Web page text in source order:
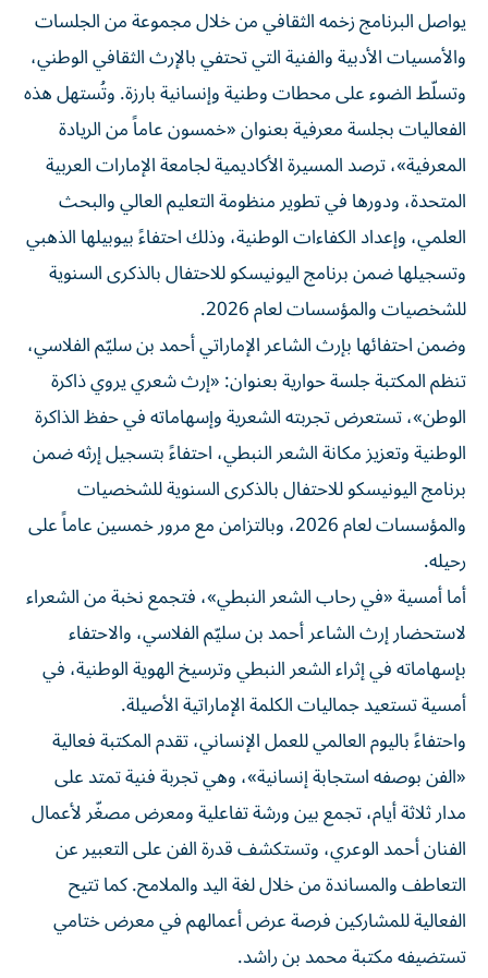
يواصل البرنامج زخمه الثقافي من خلال مجموعة من الجلسات
والأمسيات الأدبية والفنية التي تحتفي بالإرث الثقافي الوطني،
وتسلّط الضوء على محطات وطنية وإنسانية بارزة. وتُستهل هذه
الفعاليات بجلسة معرفية بعنوان «خمسون عاماً من الريادة
المعرفية»، ترصد المسيرة الأكاديمية لجامعة الإمارات العربية
المتحدة، ودورها في تطوير منظومة التعليم العالي والبحث
العلمي، وإعداد الكفاءات الوطنية، وذلك احتفاءً بيوبيلها الذهبي
وتسجيلها ضمن برنامج اليونيسكو للاحتفال بالذكرى السنوية
للشخصيات والمؤسسات لعام 2026.
وضمن احتفائها بإرث الشاعر الإماراتي أحمد بن سليّم الفلاسي،
تنظم المكتبة جلسة حوارية بعنوان: «إرث شعري يروي ذاكرة
الوطن»، تستعرض تجربته الشعرية وإسهاماته في حفظ الذاكرة
الوطنية وتعزيز مكانة الشعر النبطي، احتفاءً بتسجيل إرثه ضمن
برنامج اليونيسكو للاحتفال بالذكرى السنوية للشخصيات
والمؤسسات لعام 2026، وبالتزامن مع مرور خمسين عاماً على
رحيله.
أما أمسية «في رحاب الشعر النبطي»، فتجمع نخبة من الشعراء
لاستحضار إرث الشاعر أحمد بن سليّم الفلاسي، والاحتفاء
بإسهاماته في إثراء الشعر النبطي وترسيخ الهوية الوطنية، في
أمسية تستعيد جماليات الكلمة الإماراتية الأصيلة.
واحتفاءً باليوم العالمي للعمل الإنساني، تقدم المكتبة فعالية
«الفن بوصفه استجابة إنسانية»، وهي تجربة فنية تمتد على
مدار ثلاثة أيام، تجمع بين ورشة تفاعلية ومعرض مصغّر لأعمال
الفنان أحمد الوعري، وتستكشف قدرة الفن على التعبير عن
التعاطف والمساندة من خلال لغة اليد والملامح. كما تتيح
الفعالية للمشاركين فرصة عرض أعمالهم في معرض ختامي
تستضيفه مكتبة محمد بن راشد.